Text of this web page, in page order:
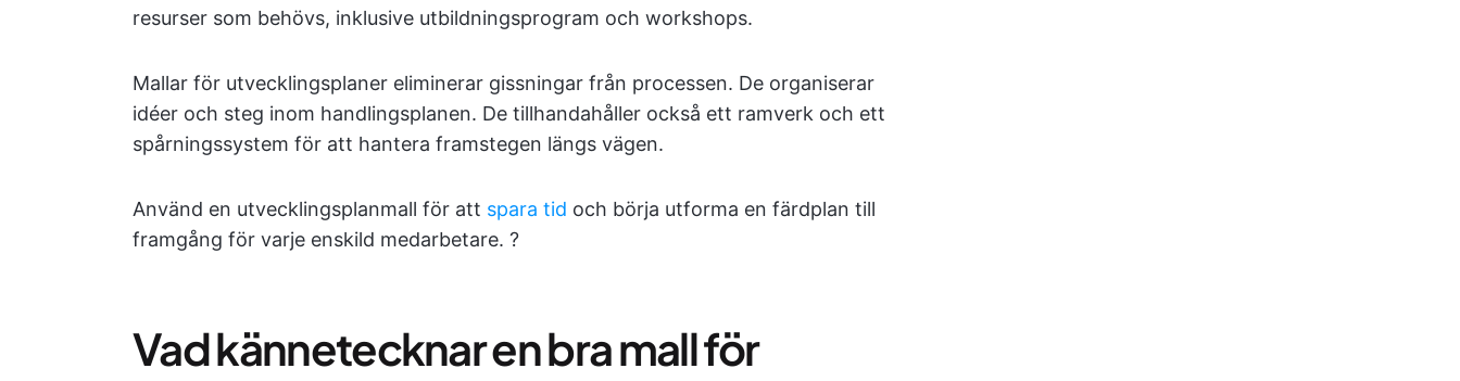
resurser som behövs, inklusive utbildningsprogram och workshops.
Mallar för utvecklingsplaner eliminerar gissningar från processen. De organiserar
idéer och steg inom handlingsplanen. De tillhandahåller också ett ramverk och ett
spårningssystem för att hantera framstegen längs vägen.
Använd en utvecklingsplanmall för att spara tid och börja utforma en färdplan till
framgång för varje enskild medarbetare. ?
Vad kännetecknar en bra mall för